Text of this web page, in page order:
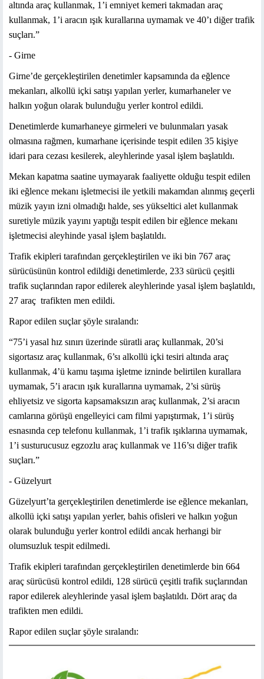
altında araç kullanmak, 1’i emniyet kemeri takmadan araç
kullanmak, 1’i aracın ışık kurallarına uymamak ve 40’ı diğer trafik
suçları.”
- Girne
Girne’de gerçekleştirilen denetimler kapsamında da eğlence
mekanları, alkollü içki satışı yapılan yerler, kumarhaneler ve
halkın yoğun olarak bulunduğu yerler kontrol edildi.
Denetimlerde kumarhaneye girmeleri ve bulunmaları yasak
olmasına rağmen, kumarhane içerisinde tespit edilen 35 kişiye
idari para cezası kesilerek, aleyhlerinde yasal işlem başlatıldı.
Mekan kapatma saatine uymayarak faaliyette olduğu tespit edilen
iki eğlence mekanı işletmecisi ile yetkili makamdan alınmış geçerli
müzik yayın izni olmadığı halde, ses yükseltici alet kullanmak
suretiyle müzik yayını yaptığı tespit edilen bir eğlence mekanı
işletmecisi aleyhinde yasal işlem başlatıldı.
Trafik ekipleri tarafından gerçekleştirilen ve iki bin 767 araç
sürücüsünün kontrol edildiği denetimlerde, 233 sürücü çeşitli
trafik suçlarından rapor edilerek aleyhlerinde yasal işlem başlatıldı,
27 araç trafikten men edildi.
Rapor edilen suçlar şöyle sıralandı:
“75’i yasal hız sınırı üzerinde süratli araç kullanmak, 20’si
sigortasız araç kullanmak, 6’sı alkollü içki tesiri altında araç
kullanmak, 4’ü kamu taşıma işletme izninde belirtilen kurallara
uymamak, 5’i aracın ışık kurallarına uymamak, 2’si sürüş
ehliyetsiz ve sigorta kapsamaksızın araç kullanmak, 2’si aracın
camlarına görüşü engelleyici cam filmi yapıştırmak, 1’i sürüş
esnasında cep telefonu kullanmak, 1’i trafik ışıklarına uymamak,
1’i susturucusuz egzozlu araç kullanmak ve 116’sı diğer trafik
suçları.”
- Güzelyurt
Güzelyurt’ta gerçekleştirilen denetimlerde ise eğlence mekanları,
alkollü içki satışı yapılan yerler, bahis ofisleri ve halkın yoğun
olarak bulunduğu yerler kontrol edildi ancak herhangi bir
olumsuzluk tespit edilmedi.
Trafik ekipleri tarafından gerçekleştirilen denetimlerde bin 664
araç sürücüsü kontrol edildi, 128 sürücü çeşitli trafik suçlarından
rapor edilerek aleyhlerinde yasal işlem başlatıldı. Dört araç da
trafikten men edildi.
Rapor edilen suçlar şöyle sıralandı: